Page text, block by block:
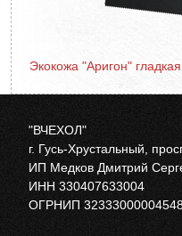
Экокожа "Аригон" гладкая
"ВЧЕХОЛ"
г. Гусь-Хрустальный,
ИП Медков Дмитрий
ИНН 330407633004
ОГРНИП